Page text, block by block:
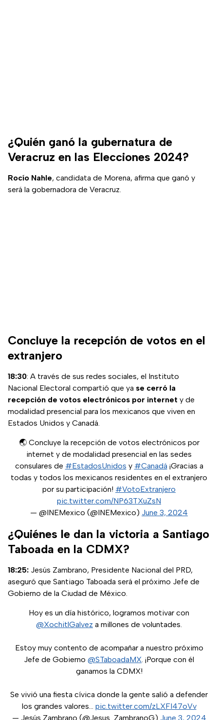
¿Quién ganó la gubernatura de
Veracruz en las Elecciones 2024?
Rocío Nahle, candidata de Morena, afirma que ganó y
será la gobernadora de Veracruz.
Concluye la recepción de votos en el
extranjero
18:30: A través de sus redes sociales, el Instituto
Nacional Electoral compartió que ya se cerró la
recepción de votos electrónicos por internet y de
modalidad presencial para los mexicanos que viven en
Estados Unidos y Canadá.
🌏 Concluye la recepción de votos electrónicos por
internet y de modalidad presencial en las sedes
consulares de #EstadosUnidos y #Canadá ¡Gracias a
todas y todos los mexicanos residentes en el extranjero
por su participación! #VotoExtranjero
pic.twitter.com/NP63TXuZsN
— @INEMexico (@INEMexico) June 3, 2024
¿Quiénes le dan la victoria a Santiago
Taboada en la CDMX?
18:25: Jesús Zambrano, Presidente Nacional del PRD,
aseguró que Santiago Taboada será el próximo Jefe de
Gobierno de la Ciudad de México.
Hoy es un día histórico, logramos motivar con
@XochitlGalvez a millones de voluntades.
Estoy muy contento de acompañar a nuestro próximo
Jefe de Gobierno @STaboadaMX . ¡Porque con él
ganamos la CDMX!
Se vivió una fiesta cívica donde la gente salió a defender
los grandes valores… pic.twitter.com/zLXFI47oVv
— Jesús Zambrano (@Jesus_ZambranoG) June 3, 2024